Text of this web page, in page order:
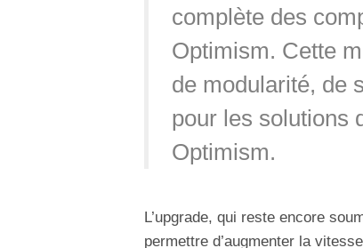
complète des
Optimism. Cette
de modularité, de
pour les solutions
Optimism.
L’upgrade, qui reste encore
permettre d’augmenter la